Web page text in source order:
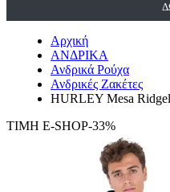
Αρχική
ΑΝΔΡΙΚΑ
Ανδρικά Ρούχα
Ανδρικές Ζακέτες
HURLEY Mesa
ΤΙΜΗ E-SHOP-33%